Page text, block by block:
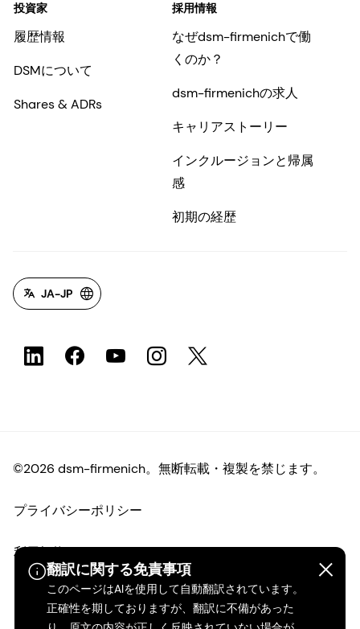
翻訳に関する免責事項
このページはAIを使用して自動翻訳されています。
正確性を期しておりますが、翻訳に不備があった
投資家
履歴情報
DSMについて
Shares & ADRs
採用情報
なぜdsm-firmenichで働
くのか？
dsm-firmenichの求人
キャリアストーリー
インクルージョンと帰属
感
初期の経歴
JA-JP
©2026 dsm-firmenich。無断転載・複製を禁じます。
プライバシーポリシー
利用規約
ご利用条件